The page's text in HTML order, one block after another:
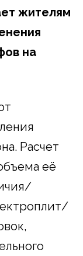
жителям
на
Расчет
её